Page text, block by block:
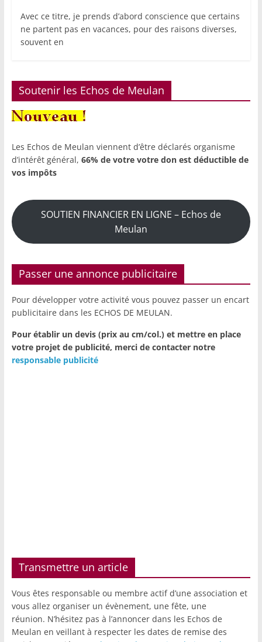
Avec ce titre, je prends d’abord conscience que certains
ne partent pas en vacances, pour des raisons diverses,
souvent en
Soutenir les Echos de Meulan
Les Echos de Meulan viennent d’être déclarés organisme
d’intérêt général, 66% de votre votre don est déductible de
vos impôts
SOUTIEN FINANCIER EN LIGNE – Echos de
Meulan
Passer une annonce publicitaire
Pour développer votre activité vous pouvez passer un encart
publicitaire dans les ECHOS DE MEULAN.
Pour établir un devis (prix au cm/col.) et mettre en place
votre projet de publicité, merci de contacter notre
responsable publicité
Transmettre un article
Vous êtes responsable ou membre actif d’une association et
vous allez organiser un évènement, une fête, une
réunion. N’hésitez pas à l’annoncer dans les Echos de
Meulan en veillant à respecter les dates de remise des